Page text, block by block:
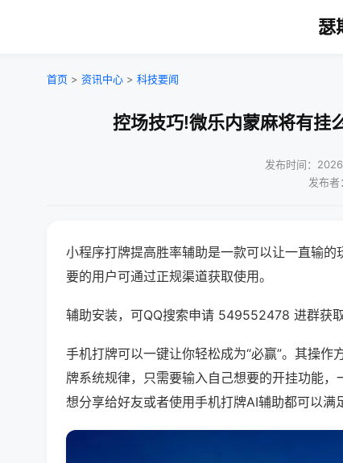
瑟
首页 > 资讯中心 > 科技要闻
控场技巧!微乐内蒙麻将有挂
发布时间：
发布者
小程序打牌提高胜率辅助是一款可以让一直输
要的用户可通过正规渠道获取使用。
辅助安装，可QQ搜索申请 549552478 进群获
手机打牌可以一键让你轻松成为“必赢”。其操
牌系统规律，只需要输入自己想要的开挂功能
想分享给好友或者使用手机打牌AI辅助都可以满